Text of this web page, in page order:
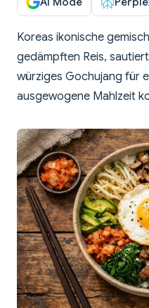
Koreas ikonische
gedämpften Reis,
würziges Gochujang für
ausgewogene Mahlzeit